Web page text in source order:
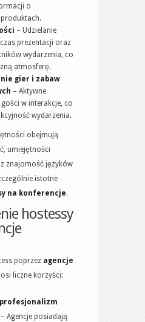
o
– Udzielanie
prezentacji oraz
wydarzenia, co
atmosferę.
gier i zabaw
– Aktywne
w interakcje, co
wydarzenia.
obejmują
umiejętności
znajomość języków
istotne
na konferencje.
hostessy
poprzez agencje
liczne korzyści:
– Agencje posiadają